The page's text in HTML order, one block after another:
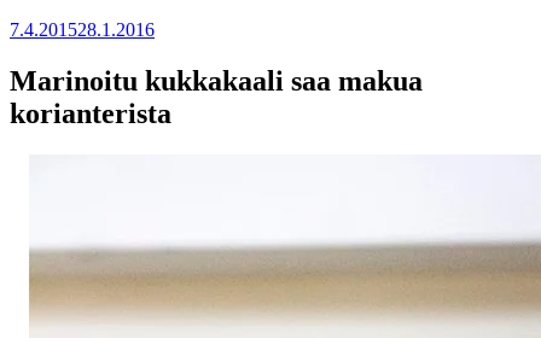
7.4.201528.1.2016
Marinoitu kukkakaali saa makua
korianterista